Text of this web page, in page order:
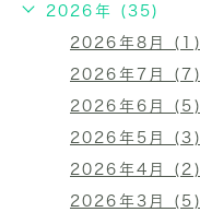
2026年 (35)
2026年8月 (1)
2026年7月 (7)
2026年6月 (5)
2026年5月 (3)
2026年4月 (2)
2026年3月 (5)